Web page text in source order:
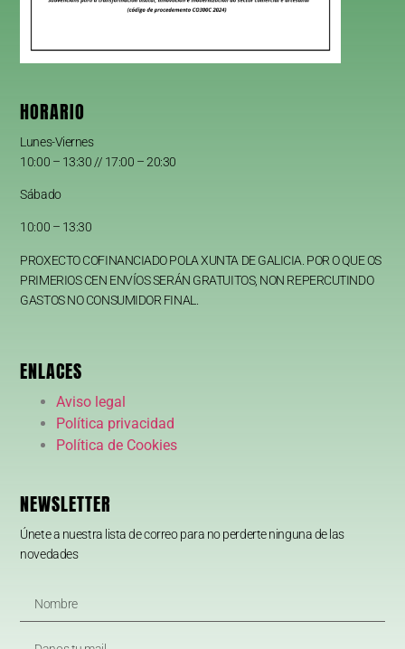
HORARIO
Lunes-Viernes
10:00 – 13:30 // 17:00 – 20:30
Sábado
10:00 – 13:30
PROXECTO COFINANCIADO POLA XUNTA DE GALICIA. POR O QUE OS
PRIMERIOS CEN ENVÍOS SERÁN GRATUITOS, NON REPERCUTINDO
GASTOS NO CONSUMIDOR FINAL.
ENLACES
Aviso legal
Política privacidad
Política de Cookies
NEWSLETTER
Únete a nuestra lista de correo para no perderte ninguna de las
novedades